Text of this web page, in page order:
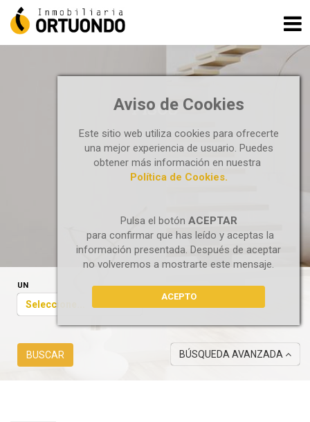
Aviso de Cookies
Este sitio web utiliza cookies para ofrecerte
una mejor experiencia de usuario. Puedes
obtener más información en nuestra
Política de Cookies.
Pulsa el botón ACEPTAR
para confirmar que has leído y aceptas la
información presentada. Después de aceptar
no volveremos a mostrarte este mensaje.
ACEPTO
PISOS
UN
Seleccione...
BUSCAR BÚSQUEDA AVANZADA